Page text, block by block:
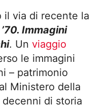
il via di recente la
Immagini
. Un viaggio
le immagini
– patrimonio
Ministero della
di storia